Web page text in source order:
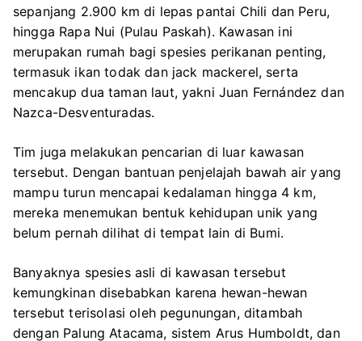
sepanjang 2.900 km di lepas pantai Chili dan Peru,
hingga Rapa Nui (Pulau Paskah). Kawasan ini
merupakan rumah bagi spesies perikanan penting,
termasuk ikan todak dan jack mackerel, serta
mencakup dua taman laut, yakni Juan Fernández dan
Nazca-Desventuradas.
Tim juga melakukan pencarian di luar kawasan
tersebut. Dengan bantuan penjelajah bawah air yang
mampu turun mencapai kedalaman hingga 4 km,
mereka menemukan bentuk kehidupan unik yang
belum pernah dilihat di tempat lain di Bumi.
Banyaknya spesies asli di kawasan tersebut
kemungkinan disebabkan karena hewan-hewan
tersebut terisolasi oleh pegunungan, ditambah
dengan Palung Atacama, sistem Arus Humboldt, dan